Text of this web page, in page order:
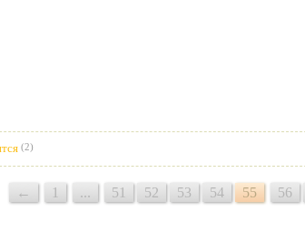
(2)
← 1 ... 51 52 53 54 55 56